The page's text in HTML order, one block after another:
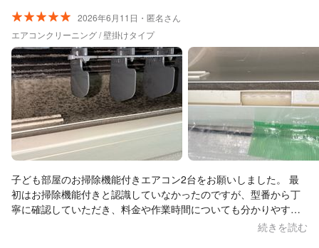
2026年6月11日・匿名さん
エアコンクリーニング / 壁掛けタイプ
子ども部屋のお掃除機能付きエアコン2台をお願いしました。 最
初はお掃除機能付きと認識していなかったのですが、型番から丁
寧に確認していただき、料金や作業時間についても分かりやすく
続きを読む